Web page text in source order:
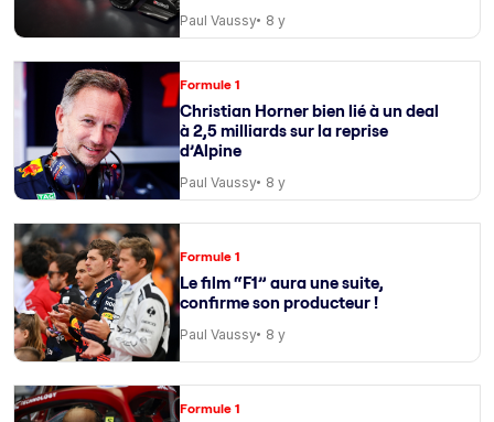
Paul Vaussy 8 y
Formule 1
Christian Horner bien lié à un deal
à 2,5 milliards sur la reprise
d’Alpine
Paul Vaussy 8 y
Formule 1
Le film “F1” aura une suite,
confirme son producteur !
Paul Vaussy 8 y
Formule 1